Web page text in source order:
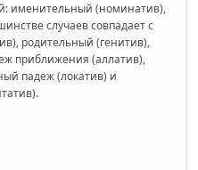
именительный (номинатив),
случаев совпадает с
родительный (генитив),
приближения (аллатив),
падеж (локатив) и